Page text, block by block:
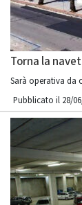
Torna la
Sarà operativa da
Pubblicato il 28/